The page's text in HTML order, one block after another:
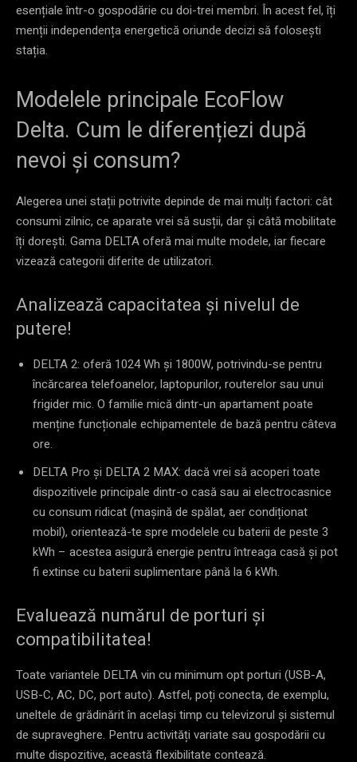
esențiale într-o gospodărie cu doi-trei membri. În acest fel, îți
menții independența energetică oriunde decizi să folosești
stația.
Modelele principale EcoFlow
Delta. Cum le diferențiezi după
nevoi și consum?
Alegerea unei stații potrivite depinde de mai mulți factori: cât
consumi zilnic, ce aparate vrei să susții, dar și câtă mobilitate
îți dorești. Gama DELTA oferă mai multe modele, iar fiecare
vizează categorii diferite de utilizatori.
Analizează capacitatea și nivelul de
putere!
DELTA 2: oferă 1024 Wh și 1800W, potrivindu-se pentru
încărcarea telefoanelor, laptopurilor, routerelor sau unui
frigider mic. O familie mică dintr-un apartament poate
menține funcționale echipamentele de bază pentru câteva
ore.
DELTA Pro și DELTA 2 MAX: dacă vrei să acoperi toate
dispozitivele principale dintr-o casă sau ai electrocasnice
cu consum ridicat (mașină de spălat, aer condiționat
mobil), orientează-te spre modelele cu baterii de peste 3
kWh – acestea asigură energie pentru întreaga casă și pot
fi extinse cu baterii suplimentare până la 6 kWh.
Evaluează numărul de porturi și
compatibilitatea!
Toate variantele DELTA vin cu minimum opt porturi (USB-A,
USB-C, AC, DC, port auto). Astfel, poți conecta, de exemplu,
uneltele de grădinărit în același timp cu televizorul și sistemul
de supraveghere. Pentru activități variate sau gospodării cu
multe dispozitive, această flexibilitate contează.